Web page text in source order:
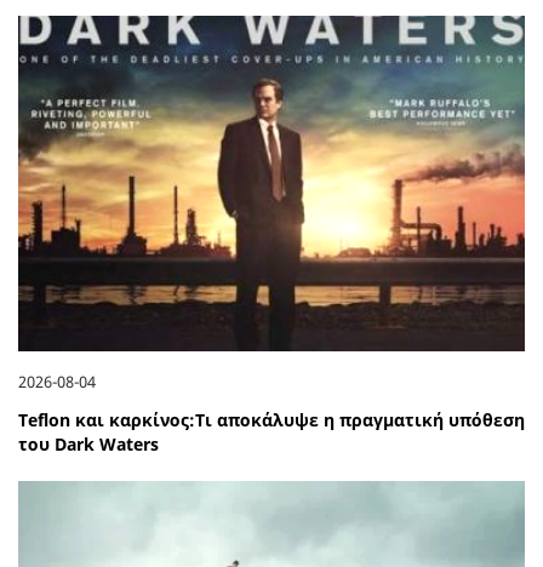
2026-08-04
Teflon και καρκίνος:Τι αποκάλυψε η πραγματική υπόθεση
του Dark Waters